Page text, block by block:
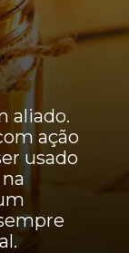
aliado.
ação
usado